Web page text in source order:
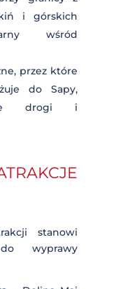
produkcji
regiony
na
granicy z
wśród
drogi i